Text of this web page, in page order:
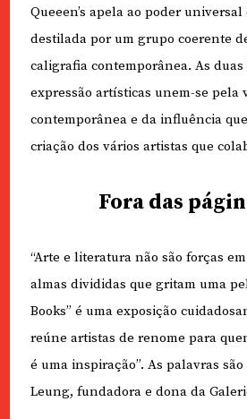
Queeen’s apela ao poder
destilada por um grupo coerente
caligrafia contemporânea. As duas
expressão artísticas unem-se pela
contemporânea e da influência
criação dos vários artistas que
Fora das
“Arte e literatura não são forças
almas divididas que gritam uma
Books” é uma exposição
reúne artistas de renome para
é uma inspiração”. As palavras
Leung, fundadora e dona da